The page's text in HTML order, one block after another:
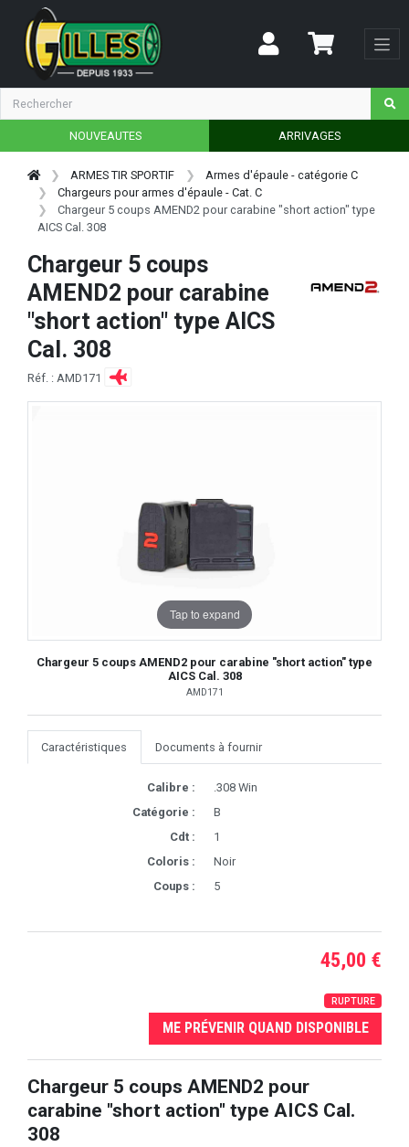
NOUVEAUTES ARRIVAGES
ARMES TIR SPORTIF
Armes d'épaule - catégorie C
Chargeurs pour armes d'épaule - Cat. C
Chargeur 5 coups AMEND2 pour carabine "short action" type
AICS Cal. 308
Chargeur 5 coups
AMEND2 pour carabine
"short action" type AICS
Cal. 308
Réf. : AMD171
Tap to expand
Chargeur 5 coups AMEND2 pour carabine "short action" type
AICS Cal. 308
AMD171
Caractéristiques Documents à fournir
Calibre :
.308 Win
Catégorie :
B
Cdt :
1
Coloris :
Noir
Coups :
5
45,00 €
RUPTURE
ME PRÉVENIR QUAND DISPONIBLE
Chargeur 5 coups AMEND2 pour
carabine "short action" type AICS Cal.
308